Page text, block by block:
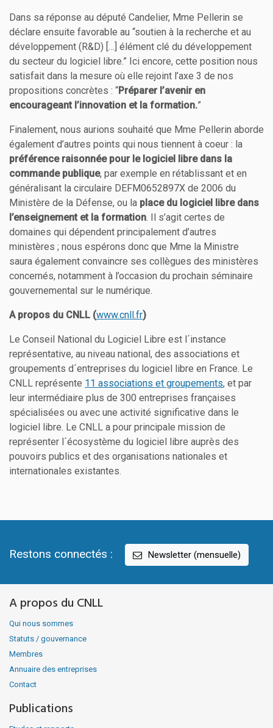
Dans sa réponse au député Candelier, Mme Pellerin se
déclare ensuite favorable au “soutien à la recherche et au
développement (R&D) […] élément clé du développement
du secteur du logiciel libre.” Ici encore, cette position nous
satisfait dans la mesure où elle rejoint l’axe 3 de nos
propositions concrètes : “Préparer l’avenir en
encourageant l’innovation et la formation.”
Finalement, nous aurions souhaité que Mme Pellerin aborde
également d’autres points qui nous tiennent à coeur : la
préférence raisonnée pour le logiciel libre dans la
commande publique, par exemple en rétablissant et en
généralisant la circulaire DEFM0652897X de 2006 du
Ministère de la Défense, ou la place du logiciel libre dans
l’enseignement et la formation. Il s’agit certes de
domaines qui dépendent principalement d’autres
ministères ; nous espérons donc que Mme la Ministre
saura également convaincre ses collègues des ministères
concernés, notamment à l’occasion du prochain séminaire
gouvernemental sur le numérique.
A propos du CNLL (www.cnll.fr)
Le Conseil National du Logiciel Libre est l´instance
représentative, au niveau national, des associations et
groupements d´entreprises du logiciel libre en France. Le
CNLL représente 11 associations et groupements, et par
leur intermédiaire plus de 300 entreprises françaises
spécialisées ou avec une activité significative dans le
logiciel libre. Le CNLL a pour principale mission de
représenter l´écosystème du logiciel libre auprès des
pouvoirs publics et des organisations nationales et
internationales existantes.
Restons connectés : Newsletter (mensuelle)
A propos du CNLL
Qui nous sommes
Statuts / gouvernance
Membres
Annuaire des entreprises
Contact
Publications